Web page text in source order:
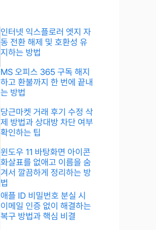
인터넷 익스플로러 엣지 자
동 전환 해제 및 호환성 유
지하는 방법
MS 오피스 365 구독 해지
하고 환불까지 한 번에 끝내
는 방법
당근마켓 거래 후기 수정 삭
제 방법과 상대방 차단 여부
확인하는 팁
윈도우 11 바탕화면 아이콘
화살표를 없애고 이름을 숨
겨서 깔끔하게 정리하는 방
법
애플 ID 비밀번호 분실 시
이메일 인증 없이 해결하는
복구 방법과 핵심 비결